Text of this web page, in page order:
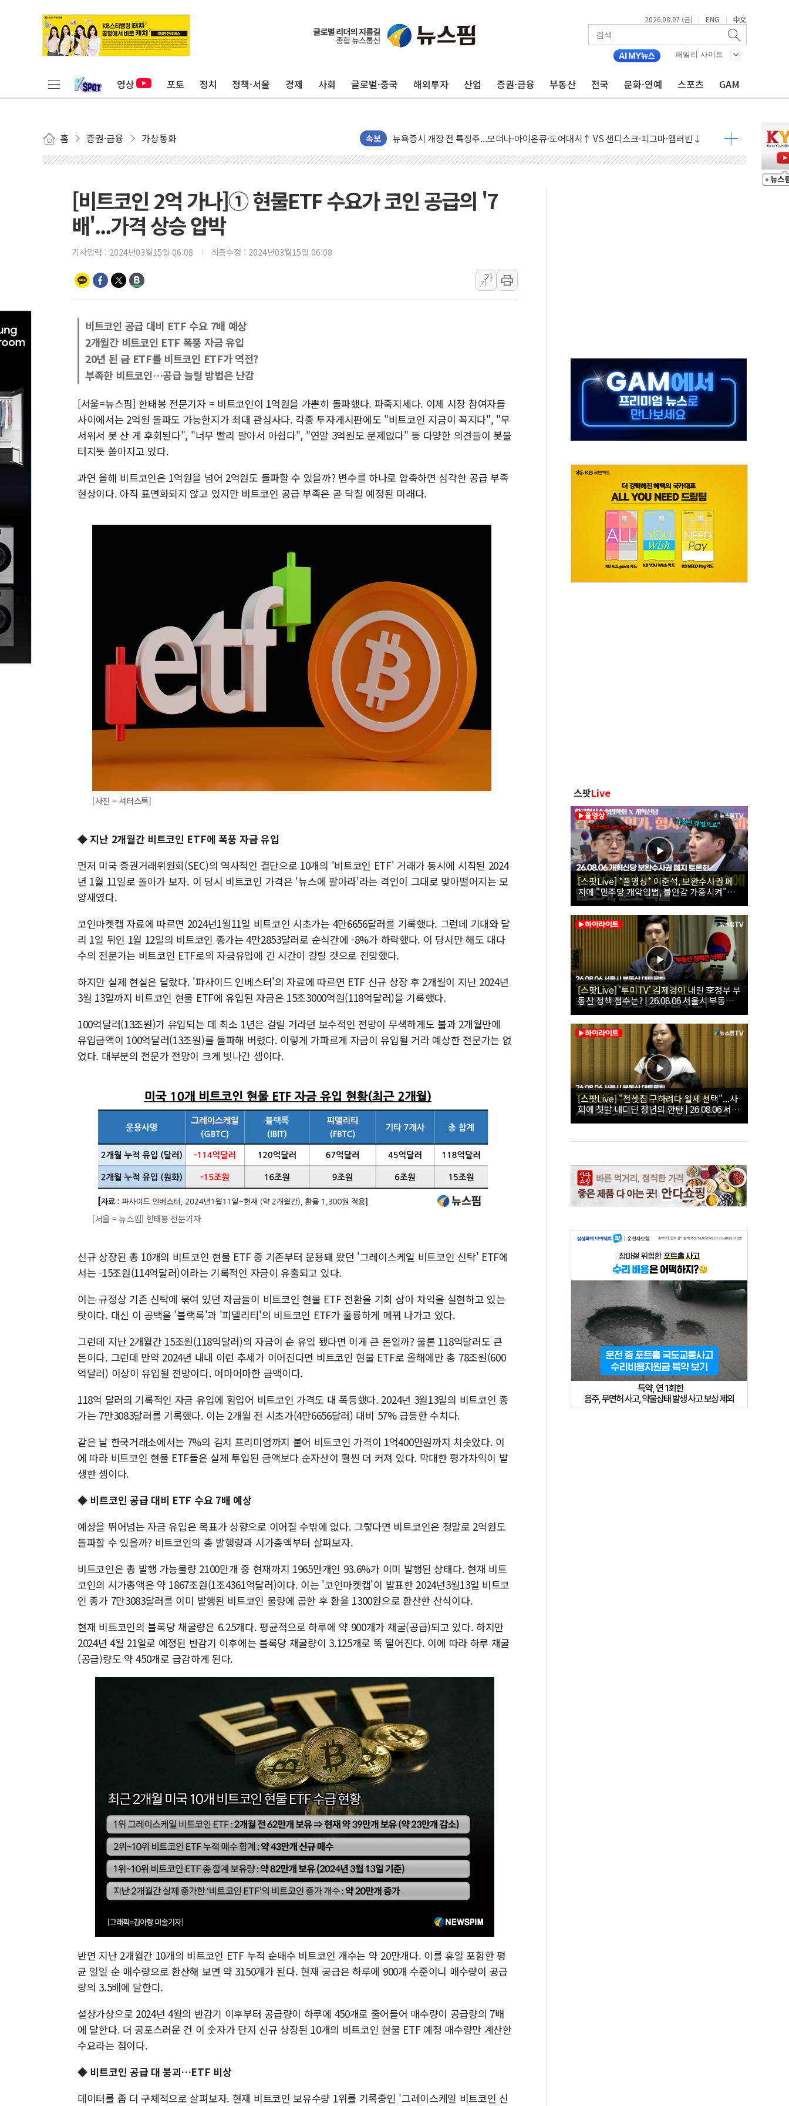
2026.08.07 (금) | ENG | 中文
패밀리 사이트
영상 포토 정치 정책·서울 경제 사회 글로벌·중국 해외투자 산업 증권·금융 부동산 전국 문화·연예 스포츠 GAM
홈 증권·금융 가상통화 속보
유럽증시, 견조한 실적 소화하며 대부분 상승… "2분기 기업 순이익 21% 증가" 전망
리투아니아 국방 "러, 우크라 드론으로 나토 회원국 공격 검토… 거짓 깃발 작전"
뉴욕증시 개장 전 특징주...모더나·아이온큐·도어대시↑ VS 샌디스크·피그마·앱러빈↓
김정관 장관 "영업이익 N% 성과급 반대…상법·자본시장법 개정 논의"
청와대, 북한 단거리 탄도미사일 발사에 긴급 안보 점검회의
금값 7주 만에 최고…美 고용 둔화·호르무즈 재개방 기대에 강세
'월가의 황제' 다이먼 "금융시장 레버리지 위험수위…숨은 차입이 더 큰 변수"
양주 섬유염색공장서 화재 1명 중상…대응 1단계 진압 중
우크라 드론 전술, 중남미 콜롬비아에 새 안보 위기… 반군·마약카르텔이 습득해 전투 활용
주한미군 "오산기지 누출, 백린 아닌 무해한 표면 부식 물질"
구미 폐염산처리업체서 불 2시간30여분만에 진화...외국인 노동자 숨져
[비트코인 2억 가나]① 현물ETF 수요가 코인 공급의 '7
배'...가격 상승 압박
기사입력 : 2024년03월15일 06:08 최종수정 : 2024년03월15일 06:08
가
가
비트코인 공급 대비 ETF 수요 7배 예상
2개월간 비트코인 ETF 폭풍 자금 유입
20년 된 금 ETF를 비트코인 ETF가 역전?
부족한 비트코인…공급 늘릴 방법은 난감
[서울=뉴스핌] 한태봉 전문기자 = 비트코인이 1억원을 가뿐히 돌파했다. 파죽지세다. 이제 시장 참여자들
사이에서는 2억원 돌파도 가능한지가 최대 관심사다. 각종 투자게시판에도 "비트코인 지금이 꼭지다", "무
서워서 못 산 게 후회된다", "너무 빨리 팔아서 아쉽다", "연말 3억원도 문제없다" 등 다양한 의견들이 봇물
터지듯 쏟아지고 있다.
과연 올해 비트코인은 1억원을 넘어 2억원도 돌파할 수 있을까? 변수를 하나로 압축하면 심각한 공급 부족
현상이다. 아직 표면화되지 않고 있지만 비트코인 공급 부족은 곧 닥칠 예정된 미래다.
[사진 = 셔터스톡]
◆ 지난 2개월간 비트코인 ETF에 폭풍 자금 유입
먼저 미국 증권거래위원회(SEC)의 역사적인 결단으로 10개의 '비트코인 ETF' 거래가 동시에 시작된 2024
년 1월 11일로 돌아가 보자. 이 당시 비트코인 가격은 '뉴스에 팔아라'라는 격언이 그대로 맞아떨어지는 모
양새였다.
코인마켓캡 자료에 따르면 2024년1월11일 비트코인 시초가는 4만6656달러를 기록했다. 그런데 기대와 달
리 1일 뒤인 1월 12일의 비트코인 종가는 4만2853달러로 순식간에 -8%가 하락했다. 이 당시만 해도 대다
수의 전문가는 비트코인 ETF로의 자금유입에 긴 시간이 걸릴 것으로 전망했다.
하지만 실제 현실은 달랐다. '파사이드 인베스터'의 자료에 따르면 ETF 신규 상장 후 2개월이 지난 2024년
3월 13일까지 비트코인 현물 ETF에 유입된 자금은 15조3000억원(118억달러)을 기록했다.
100억달러(13조원)가 유입되는 데 최소 1년은 걸릴 거라던 보수적인 전망이 무색하게도 불과 2개월만에
유입금액이 100억달러(13조원)를 돌파해 버렸다. 이렇게 가파르게 자금이 유입될 거라 예상한 전문가는 없
었다. 대부분의 전문가 전망이 크게 빗나간 셈이다.
[서울 = 뉴스핌] 한태봉 전문기자
신규 상장된 총 10개의 비트코인 현물 ETF 중 기존부터 운용돼 왔던 '그레이스케일 비트코인 신탁' ETF에
서는 -15조원(114억달러)이라는 기록적인 자금이 유출되고 있다.
이는 규정상 기존 신탁에 묶여 있던 자금들이 비트코인 현물 ETF 전환을 기회 삼아 차익을 실현하고 있는
탓이다. 대신 이 공백을 '블랙록'과 '피델리티'의 비트코인 ETF가 훌륭하게 메꿔 나가고 있다.
그런데 지난 2개월간 15조원(118억달러)의 자금이 순 유입 됐다면 이게 큰 돈일까? 물론 118억달러도 큰
돈이다. 그런데 만약 2024년 내내 이런 추세가 이어진다면 비트코인 현물 ETF로 올해에만 총 78조원(600
억달러) 이상이 유입될 전망이다. 어마어마한 금액이다.
118억 달러의 기록적인 자금 유입에 힘입어 비트코인 가격도 대 폭등했다. 2024년 3월13일의 비트코인 종
가는 7만3083달러를 기록했다. 이는 2개월 전 시초가(4만6656달러) 대비 57% 급등한 수치다.
같은 날 한국거래소에서는 7%의 김치 프리미엄까지 붙어 비트코인 가격이 1억400만원까지 치솟았다. 이
에 따라 비트코인 현물 ETF들은 실제 투입된 금액보다 순자산이 훨씬 더 커져 있다. 막대한 평가차익이 발
생한 셈이다.
◆ 비트코인 공급 대비 ETF 수요 7배 예상
예상을 뛰어넘는 자금 유입은 목표가 상향으로 이어질 수밖에 없다. 그렇다면 비트코인은 정말로 2억원도
돌파할 수 있을까? 비트코인의 총 발행량과 시가총액부터 살펴보자.
비트코인은 총 발행 가능물량 2100만개 중 현재까지 1965만개인 93.6%가 이미 발행된 상태다. 현재 비트
코인의 시가총액은 약 1867조원(1조4361억달러)이다. 이는 '코인마켓캡'이 발표한 2024년3월13일 비트코
인 종가 7만3083달러를 이미 발행된 비트코인 물량에 곱한 후 환율 1300원으로 환산한 산식이다.
현재 비트코인의 블록당 채굴량은 6.25개다. 평균적으로 하루에 약 900개가 채굴(공급)되고 있다. 하지만
2024년 4월 21일로 예정된 반감기 이후에는 블록당 채굴량이 3.125개로 뚝 떨어진다. 이에 따라 하루 채굴
(공급)량도 약 450개로 급감하게 된다.
반면 지난 2개월간 10개의 비트코인 ETF 누적 순매수 비트코인 개수는 약 20만개다. 이를 휴일 포함한 평
균 일일 순 매수량으로 환산해 보면 약 3150개가 된다. 현재 공급은 하루에 900개 수준이니 매수량이 공급
량의 3.5배에 달한다.
설상가상으로 2024년 4월의 반감기 이후부터 공급량이 하루에 450개로 줄어들어 매수량이 공급량의 7배
에 달한다. 더 공포스러운 건 이 숫자가 단지 신규 상장된 10개의 비트코인 현물 ETF 예정 매수량만 계산한
수요라는 점이다.
◆ 비트코인 공급 대 붕괴…ETF 비상
데이터를 좀 더 구체적으로 살펴보자. 현재 비트코인 보유수량 1위를 기록중인 '그레이스케일 비트코인 신
스팟Live
[스팟Live] *풀영상* 이준석, 보완수사권 폐
지에 "민주당 개악입법, 불안감 가중시켜"｜
26.08.06 개혁신당 보완수사권 폐지 토론회
[스팟Live] '투미TV' 김제경이 내린 李정부 부
동산 정책 점수는? | 26.08.06 서울시 부동산
대토론회
[스팟Live] "전셋집 구하려다 월세 선택"...사
회에 첫발 내디딘 청년의 한탄 | 26.08.06 서울
시 부동산 대토론회